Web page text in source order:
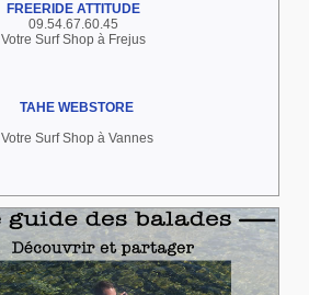
FREERIDE ATTITUDE
09.54.67.60.45
Votre Surf Shop à Frejus
TAHE WEBSTORE
Votre Surf Shop à Vannes